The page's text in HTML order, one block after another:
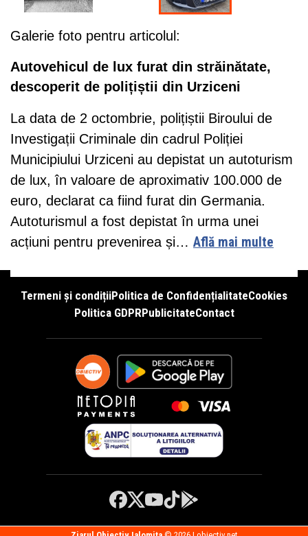
Galerie foto pentru articolul:
Autovehicul de lux furat din străinătate,
descoperit de polițiștii din Urziceni
La data de 2 octombrie, polițiștii Biroului de
Investigații Criminale din cadrul Poliției
Municipiului Urziceni au depistat un autoturism
de lux, în valoare de aproximativ 100.000 de
euro, declarat ca fiind furat din Germania.
Autoturismul a fost depistat în urma unei
acțiuni pentru prevenirea și… Află mai multe
Termeni și condițiiPolitica de ConfidențialitateCookies
Politica GDPRPublicitateContact